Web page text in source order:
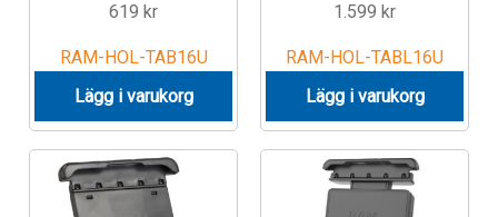
619 kr
RAM-HOL-TAB16U
Lägg i varukorg
1.599 kr
RAM-HOL-TABL16U
Lägg i varukorg